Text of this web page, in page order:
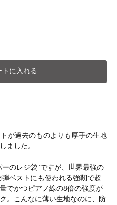
トに入れる
が過去のものよりも厚手の生地
ました。
のレジ袋”ですが、世界最強の
ベストにも使われる強靭で超
でかつピアノ線の8倍の強度が
。こんなに薄い生地なのに、防